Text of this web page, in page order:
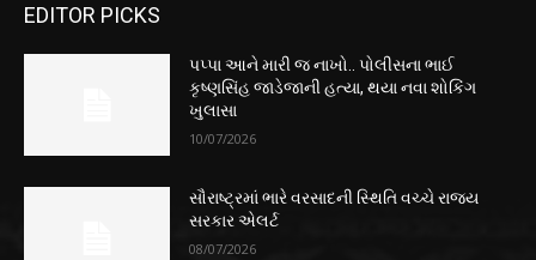
EDITOR PICKS
પપ્પા આને મારી જ નાખો.. પોલીસના ભાઈ
કૃષ્ણસિંહ જાડેજાની હત્યા, થયા નવા શોકિંગ
ખુલાસા
10/07/2026
સૌરાષ્ટ્રમાં ભારે વરસાદની સ્થિતિ વચ્ચે રાજ્ય
સરકાર એલર્ટ
08/07/2026